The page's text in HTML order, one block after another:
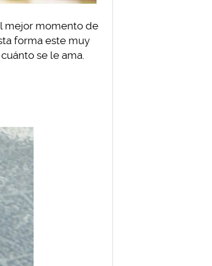
mejor momento de
forma este muy
se le ama.